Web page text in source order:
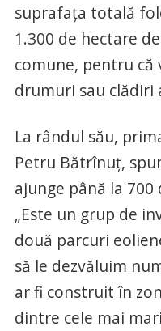
suprafaţa totală
1.300 de hectare
comune, pentru
drumuri sau clădiri
La rândul său,
Petru Bătrînuţ,
ajunge până la
„Este un grup de
două parcuri
să le dezvăluim
ar fi construit în
dintre cele mai